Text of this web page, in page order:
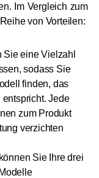
Im Vergleich zum
von Vorteilen:
Sie eine Vielzahl
sodass Sie
finden, das
entspricht. Jede
zum Produkt
verzichten
Sie Ihre drei